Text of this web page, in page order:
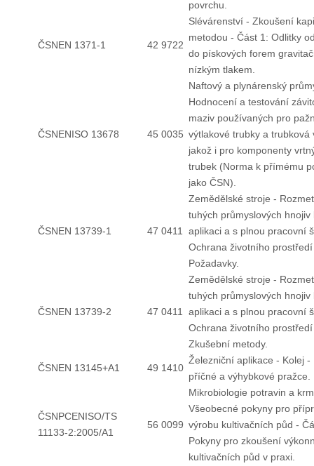
povrchu.
ČSNEN 1371-1 42 9722
Slévárenství - Zkoušení
metodou - Část 1: Odlitky
do pískových forem
nízkým tlakem.
ČSNENISO 13678 45 0035
Naftový a plynárenský
Hodnocení a testování
maziv používaných pro
výtlakové trubky a trubková
jakož i pro komponenty
trubek (Norma k přímému
jako ČSN).
ČSNEN 13739-1 47 0411
Zemědělské stroje -
tuhých průmyslových hnojiv
aplikaci a s plnou pracovní
Ochrana životního
Požadavky.
ČSNEN 13739-2 47 0411
Zemědělské stroje -
tuhých průmyslových hnojiv
aplikaci a s plnou pracovní
Ochrana životního
Zkušební metody.
ČSNEN 13145+A1 49 1410
Železniční aplikace - Kolej -
příčné a výhybkové pražce.
ČSNPCENISO/TS
11133-2:2005/A1
56 0099
Mikrobiologie potravin a
Všeobecné pokyny pro
výrobu kultivačních půd -
Pokyny pro zkoušení
kultivačních půd v praxi.